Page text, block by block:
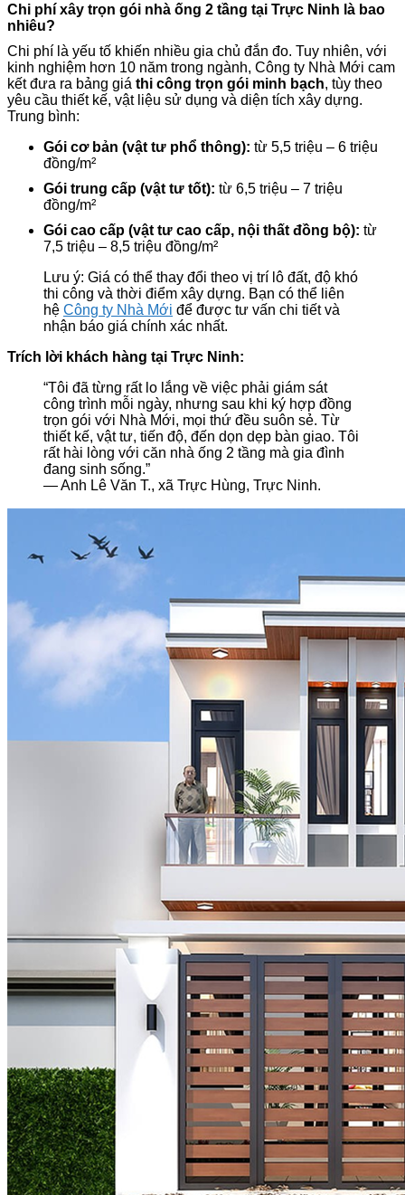
Chi phí xây trọn gói nhà ống 2 tầng tại Trực Ninh là bao
nhiêu?
Chi phí là yếu tố khiến nhiều gia chủ đắn đo. Tuy nhiên, với
kinh nghiệm hơn 10 năm trong ngành, Công ty Nhà Mới cam
kết đưa ra bảng giá thi công trọn gói minh bạch, tùy theo
yêu cầu thiết kế, vật liệu sử dụng và diện tích xây dựng.
Trung bình:
Gói cơ bản (vật tư phổ thông): từ 5,5 triệu – 6 triệu
đồng/m²
Gói trung cấp (vật tư tốt): từ 6,5 triệu – 7 triệu
đồng/m²
Gói cao cấp (vật tư cao cấp, nội thất đồng bộ): từ
7,5 triệu – 8,5 triệu đồng/m²
Lưu ý: Giá có thể thay đổi theo vị trí lô đất, độ khó
thi công và thời điểm xây dựng. Bạn có thể liên
hệ Công ty Nhà Mới để được tư vấn chi tiết và
nhận báo giá chính xác nhất.
Trích lời khách hàng tại Trực Ninh:
“Tôi đã từng rất lo lắng về việc phải giám sát
công trình mỗi ngày, nhưng sau khi ký hợp đồng
trọn gói với Nhà Mới, mọi thứ đều suôn sẻ. Từ
thiết kế, vật tư, tiến độ, đến dọn dẹp bàn giao. Tôi
rất hài lòng với căn nhà ống 2 tầng mà gia đình
đang sinh sống.”
— Anh Lê Văn T., xã Trực Hùng, Trực Ninh.